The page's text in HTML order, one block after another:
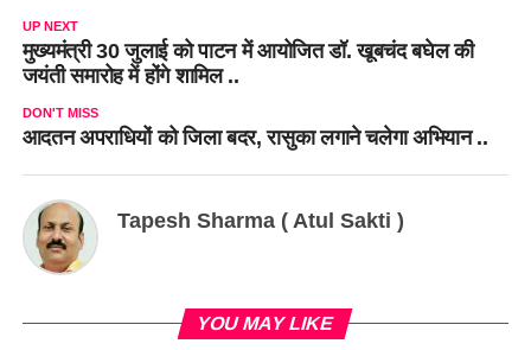
UP NEXT
मुख्यमंत्री 30 जुलाई को पाटन में आयोजित डॉ. खूबचंद बघेल की
जयंती समारोह में होंगे शामिल ..
DON'T MISS
आदतन अपराधियों को जिला बदर, रासुका लगाने चलेगा अभियान ..
Tapesh Sharma ( Atul Sakti )
YOU MAY LIKE